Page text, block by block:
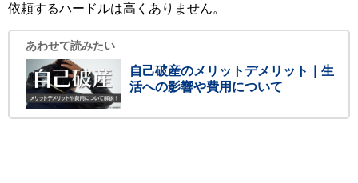
依頼するハードルは高くありません。
あわせて読みたい
自己破産のメリットデメリット｜生
活への影響や費用について